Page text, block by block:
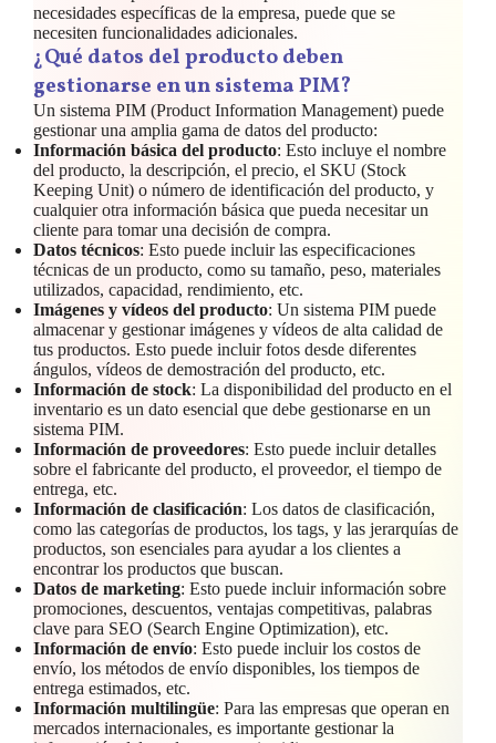
necesidades específicas de la empresa, puede que se
necesiten funcionalidades adicionales.
¿Qué datos del producto deben
gestionarse en un sistema PIM?
Un sistema PIM (Product Information Management) puede
gestionar una amplia gama de datos del producto:
Información básica del producto: Esto incluye el nombre
del producto, la descripción, el precio, el SKU (Stock
Keeping Unit) o número de identificación del producto, y
cualquier otra información básica que pueda necesitar un
cliente para tomar una decisión de compra.
Datos técnicos: Esto puede incluir las especificaciones
técnicas de un producto, como su tamaño, peso, materiales
utilizados, capacidad, rendimiento, etc.
Imágenes y vídeos del producto: Un sistema PIM puede
almacenar y gestionar imágenes y vídeos de alta calidad de
tus productos. Esto puede incluir fotos desde diferentes
ángulos, vídeos de demostración del producto, etc.
Información de stock: La disponibilidad del producto en el
inventario es un dato esencial que debe gestionarse en un
sistema PIM.
Información de proveedores: Esto puede incluir detalles
sobre el fabricante del producto, el proveedor, el tiempo de
entrega, etc.
Información de clasificación: Los datos de clasificación,
como las categorías de productos, los tags, y las jerarquías de
productos, son esenciales para ayudar a los clientes a
encontrar los productos que buscan.
Datos de marketing: Esto puede incluir información sobre
promociones, descuentos, ventajas competitivas, palabras
clave para SEO (Search Engine Optimization), etc.
Información de envío: Esto puede incluir los costos de
envío, los métodos de envío disponibles, los tiempos de
entrega estimados, etc.
Información multilingüe: Para las empresas que operan en
mercados internacionales, es importante gestionar la